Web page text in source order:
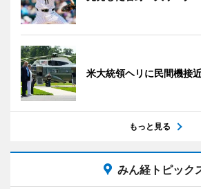
米大統領ヘリに民間機接
もっと見る
みん経トピック